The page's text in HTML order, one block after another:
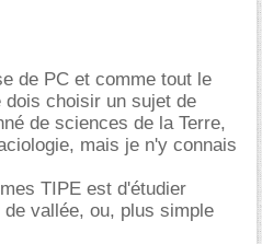
de PC et comme tout le
dois choisir un sujet de
de sciences de la Terre,
mais je n'y connais
TIPE est d'étudier
vallée, ou, plus simple